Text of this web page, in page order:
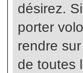
désirez.
porter
rendre
de toutes